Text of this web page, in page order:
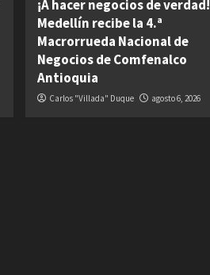
¡A hacer negocios de verdad!
Medellín recibe la 4.ª
Macrorrueda Nacional de
Negocios de Comfenalco
Antioquia
Carlos "Villada" Duque agosto 6, 2026